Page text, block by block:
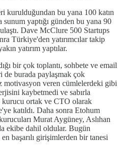
kurulduğundan bu yana 100 katın
sunum yaptığı günden bu yana 90
Dave McClure 500 Startups
Türkiye'den yatırımcılar takip
yatırım yaptılar.
bir çok toplantı, sohbete ve email
burada paylaşmak çok
motivasyon veren cümlelerdeki gibi
kaybetmedi ve sabırla
kurucu ortak ve CTO olarak
katıldı. Daha sonra Etohum
Murat Aygüney, Aslıhan
ekibe dahil oldular. Bugün
başarılı girişimlerden bir tanesi